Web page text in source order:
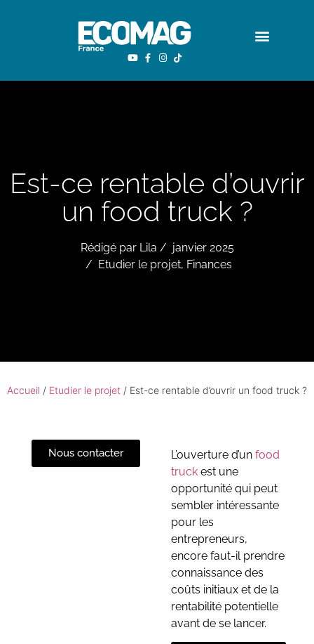
Est-ce rentable d’ouvrir
un food truck ?
Rédigé parLila / janvier 2025
/ Etudier le projet, Finances
Accueil / Etudier le projet / Est-ce rentable d’ouvrir un food truck ?
Nous contacter L’ouverture d’un food
truck est une
opportunité qui peut
sembler intéressante
pour les
entrepreneurs,
encore faut-il prendre
connaissance des
coûts initiaux et de la
rentabilité potentielle
avant de se lancer.